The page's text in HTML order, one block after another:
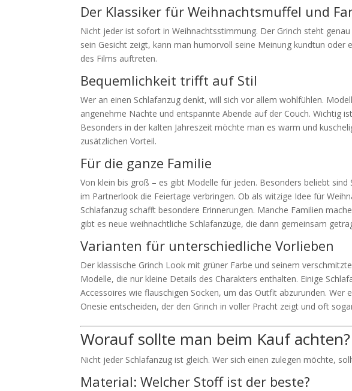
Der Klassiker für Weihnachtsmuffel und
Nicht jeder ist sofort in Weihnachtsstimmung. Der Grinch steht
sein Gesicht zeigt, kann man humorvoll seine Meinung kundtun oder
des Films auftreten.
Bequemlichkeit trifft auf Stil
Wer an einen Schlafanzug denkt, will sich vor allem wohlfühlen.
angenehme Nächte und entspannte Abende auf der Couch. Wichtig
Besonders in der kalten Jahreszeit möchte man es warm und
zusätzlichen Vorteil.
Für die ganze Familie
Von klein bis groß – es gibt Modelle für jeden. Besonders beliebt
im Partnerlook die Feiertage verbringen. Ob als witzige Idee für
Schlafanzug schafft besondere Erinnerungen. Manche Familien
gibt es neue weihnachtliche Schlafanzüge, die dann gemeinsam
Varianten für unterschiedliche Vorlieben
Der klassische Grinch Look mit grüner Farbe und seinem
Modelle, die nur kleine Details des Charakters enthalten. Einige
Accessoires wie flauschigen Socken, um das Outfit abzurunden. Wer
Onesie entscheiden, der den Grinch in voller Pracht zeigt und oft
Worauf sollte man beim Kauf achten?
Nicht jeder Schlafanzug ist gleich. Wer sich einen zulegen möchte,
Material: Welcher Stoff ist der beste?